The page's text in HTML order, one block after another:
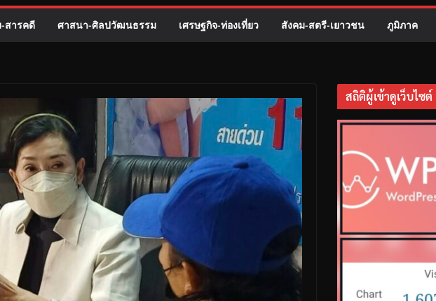
สารคดี ศาสนา-ศิลปวัฒนธรรม เศรษฐกิจ-ท่องเที่ยว สังคม-สตรี-เยาวชน ภูมิภาค
สถิติผู้เข้าดูเว็บไซต์